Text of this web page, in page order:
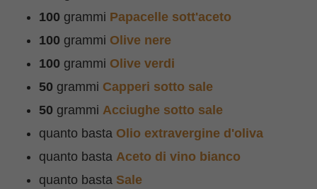
100 grammi Papacelle sott'aceto
100 grammi Olive nere
100 grammi Olive verdi
50 grammi Capperi sotto sale
50 grammi Acciughe sotto sale
quanto basta Olio extravergine d'oliva
quanto basta Aceto di vino bianco
quanto basta Sale